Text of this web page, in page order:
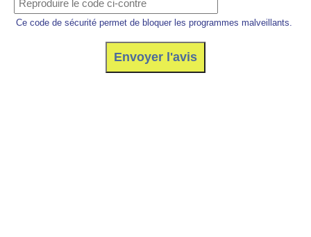
Ce code de sécurité permet de bloquer les programmes malveillants.